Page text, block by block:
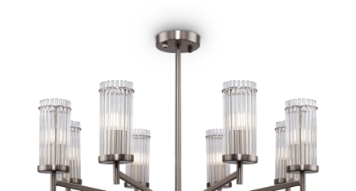
Подвесные светильники
Бра и настенные светильники
Настольные лампы
Торшеры
Технический свет
Уличное освещение
Комплектующие